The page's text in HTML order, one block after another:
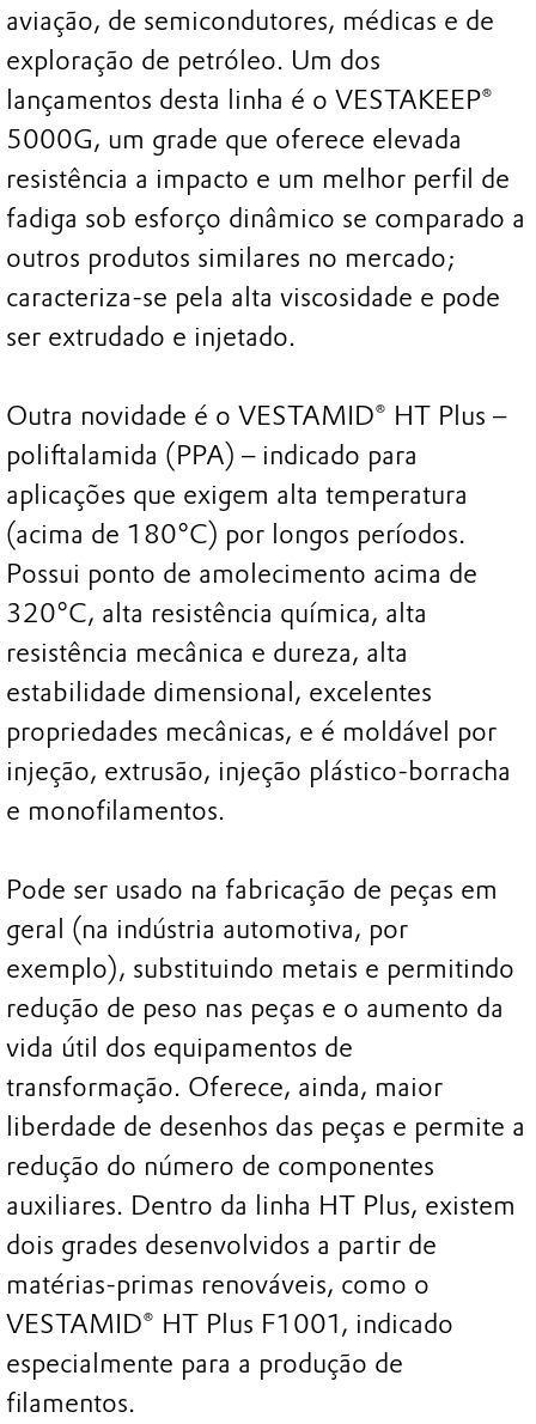
aviação, de semicondutores, médicas e de
exploração de petróleo. Um dos
lançamentos desta linha é o VESTAKEEP®
5000G, um grade que oferece elevada
resistência a impacto e um melhor perfil de
fadiga sob esforço dinâmico se comparado a
outros produtos similares no mercado;
caracteriza-se pela alta viscosidade e pode
ser extrudado e injetado.
Outra novidade é o VESTAMID® HT Plus –
poliftalamida (PPA) – indicado para
aplicações que exigem alta temperatura
(acima de 180°C) por longos períodos.
Possui ponto de amolecimento acima de
320°C, alta resistência química, alta
resistência mecânica e dureza, alta
estabilidade dimensional, excelentes
propriedades mecânicas, e é moldável por
injeção, extrusão, injeção plástico-borracha
e monofilamentos.
Pode ser usado na fabricação de peças em
geral (na indústria automotiva, por
exemplo), substituindo metais e permitindo
redução de peso nas peças e o aumento da
vida útil dos equipamentos de
transformação. Oferece, ainda, maior
liberdade de desenhos das peças e permite a
redução do número de componentes
auxiliares. Dentro da linha HT Plus, existem
dois grades desenvolvidos a partir de
matérias-primas renováveis, como o
VESTAMID® HT Plus F1001, indicado
especialmente para a produção de
filamentos.